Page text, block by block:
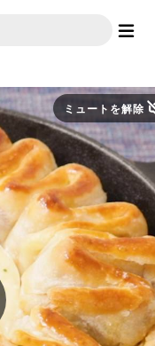
ミュートを解除